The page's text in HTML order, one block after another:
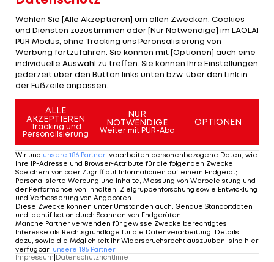
gab es indes noch keine.
NFLforciert internationale Spieler
Dass die NFL bemüht ist, den Sport international
noch mehr zu verbreiten und auch in Sachen
Spieler zunehmend über den US-Tellerrand blickt,
hilft sicherlich.
Nach dem Zufallsprinzip wurde eine derNFL-
Divisionen - im konkreten Fall die NFC East -
ausgewählt, in der die internationalen Spieler
einen zusätzlichen Platz im vorläufigen
Trainingskader erhalten. Allerdings schaffen es nur
vier der neun internationalen Spieler in diese
nächste Etappe.
Wählen Sie [Alle Akzeptieren] um allen Zwecken, Cookies
und Diensten zuzustimmen oder [Nur Notwendige] im LAOLA1
PUR Modus, ohne Tracking uns Peronsalisierung von
Werbung fortzufahren. Sie können mit [Optionen] auch eine
individuelle Auswahl zu treffen. Sie können Ihre Einstellungen
jederzeit über den Button links unten bzw. über den Link in
der Fußzeile anpassen.
ALLE
AKZEPTIEREN
Tracking und
Personalisierung
NUR
NOTWENDIGE
Weiter mit PUR-Abo
OPTIONEN
Wir und unsere 186 Partner verarbeiten personenbezogene Daten, wie
Ihre IP-Adresse und Browser-Attribute für die folgenden Zwecke:
Speichern von oder Zugriff auf Informationen auf einem Endgerät;
Personalisierte Werbung und Inhalte, Messung von Werbeleistung und
der Performance von Inhalten, Zielgruppenforschung sowie Entwicklung
und Verbesserung von Angeboten
Diese Zwecke können unter Umständen auch: Genaue Standortdaten
und Identifikation durch Scannen von Endgeräten
Manche Partner verwenden für gewisse Zwecke berechtigtes
Interesse als Rechtsgrundlage für die Datenverarbeitung. Details
dazu, sowie die Möglichkeit Ihr Widerspruchsrecht auszuüben, sind hier
verfügbar: unsere 186 Partner
Impressum|Datenschutzrichtlinie